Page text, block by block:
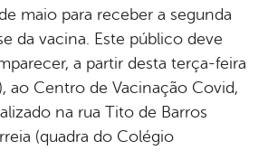
maio para receber a segunda
da vacina. Este público deve
a partir desta terça-feira
ao Centro de Vacinação Covid,
na rua Tito de Barros
(quadra do Colégio